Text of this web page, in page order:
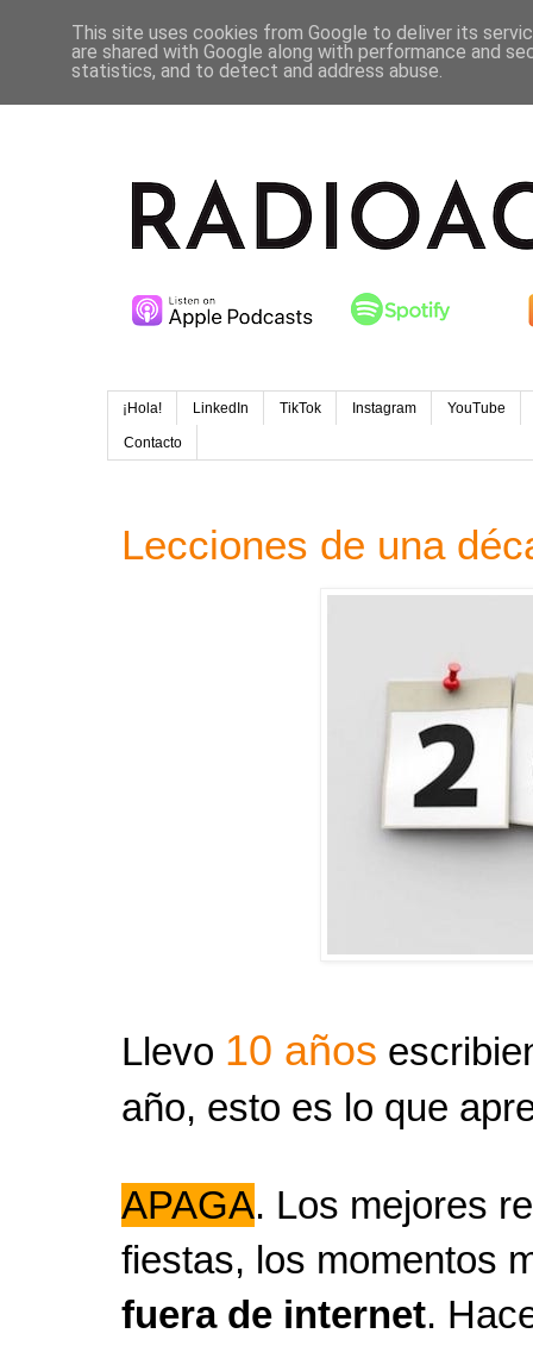
¡Hola! LinkedIn TikTok Instagram YouTube
Contacto
Lecciones de una
Llevo 10 años
año, esto es lo que
APAGA. Los mejores
fiestas, los momentos
fuera de internet.
This site uses cookies from Google to deliver its
are shared with Google along with performance and
statistics, and to detect and address abuse.